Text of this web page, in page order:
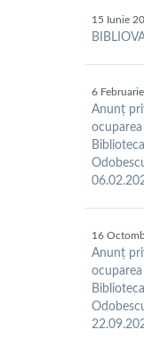
15 Iunie
6
Anunț
16
Anunț